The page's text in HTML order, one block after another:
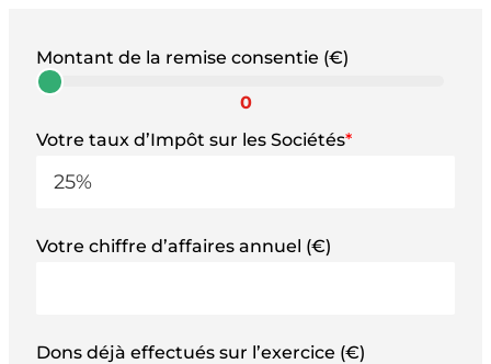
Montant de la remise consentie (€)
0
Votre taux d’Impôt sur les Sociétés*
Votre chiffre d’affaires annuel (€)
Dons déjà effectués sur l’exercice (€)